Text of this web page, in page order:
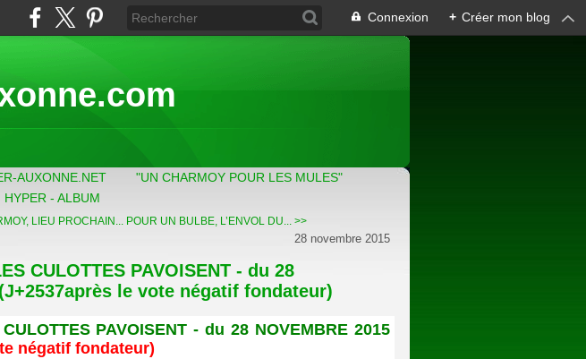
Connexion + Créer mon blog
AUXONNE.NET
"UN CHARMOY POUR LES MULES"
HYPER - ALBUM
LIEU PROCHAIN... POUR UN BULBE, L’ENVOL DU... >>
28 novembre 2015
CULOTTES PAVOISENT - du 28
le vote négatif fondateur)
PAVOISENT - du 28 NOVEMBRE 2015
négatif fondateur)